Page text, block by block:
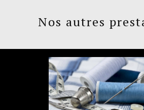
Nos autres